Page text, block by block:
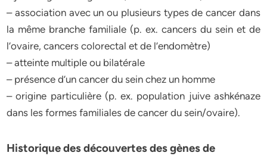
– association avec un ou plusieurs types de cancer dans
la même branche familiale (p. ex. cancers du sein et de
l’ovaire, cancers colorectal et de l’endomètre)
– atteinte multiple ou bilatérale
– présence d’un cancer du sein chez un homme
– origine particulière (p. ex. population juive ashkénaze
dans les formes familiales de cancer du sein/ovaire).
Historique des découvertes des gènes de